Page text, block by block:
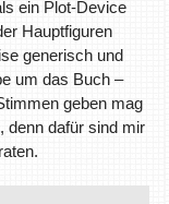
ein Plot-Device
Hauptfiguren
generisch und
um das Buch –
geben mag
denn dafür sind mir